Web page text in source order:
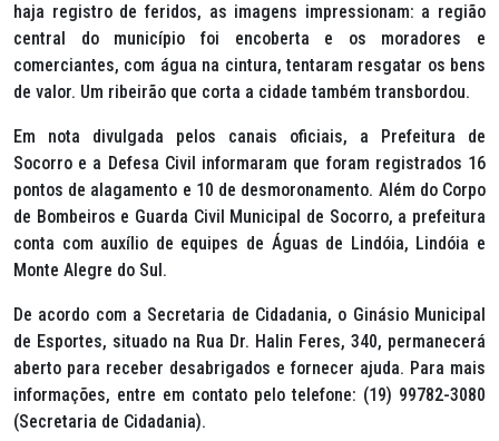
haja registro de feridos, as imagens impressionam: a região
central do município foi encoberta e os moradores e
comerciantes, com água na cintura, tentaram resgatar os bens
de valor. Um ribeirão que corta a cidade também transbordou.
Em nota divulgada pelos canais oficiais, a Prefeitura de
Socorro e a Defesa Civil informaram que foram registrados 16
pontos de alagamento e 10 de desmoronamento. Além do Corpo
de Bombeiros e Guarda Civil Municipal de Socorro, a prefeitura
conta com auxílio de equipes de Águas de Lindóia, Lindóia e
Monte Alegre do Sul.
De acordo com a Secretaria de Cidadania, o Ginásio Municipal
de Esportes, situado na Rua Dr. Halin Feres, 340, permanecerá
aberto para receber desabrigados e fornecer ajuda. Para mais
informações, entre em contato pelo telefone: (19) 99782-3080
(Secretaria de Cidadania).